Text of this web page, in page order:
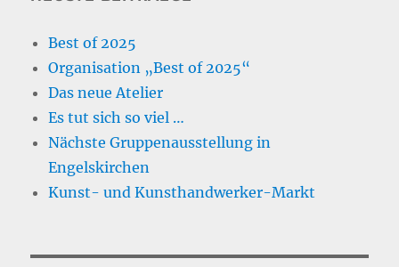
Best of 2025
Organisation „Best of 2025“
Das neue Atelier
Es tut sich so viel …
Nächste Gruppenausstellung in
Engelskirchen
Kunst- und Kunsthandwerker-Markt